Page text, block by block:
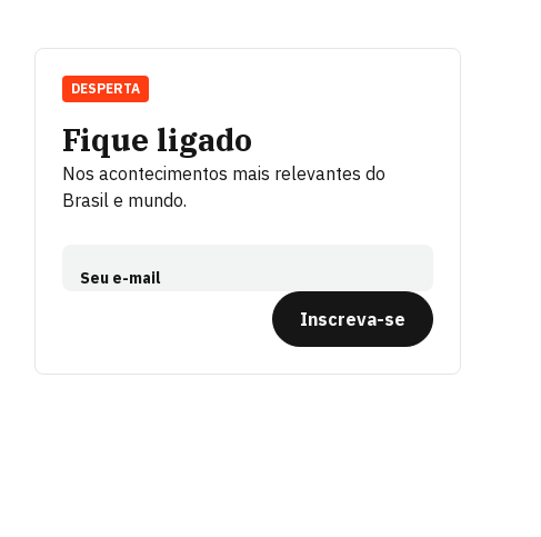
Fique ligado
Nos acontecimentos mais relevantes do
Brasil e mundo.
Seu e-mail
Inscreva-se
DESPERTA